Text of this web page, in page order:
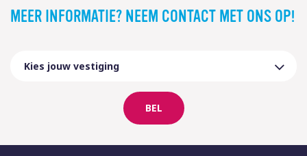
MEER INFORMATIE? NEEM CONTACT MET ONS OP!
BEL